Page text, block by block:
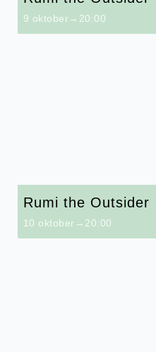
9 oktober→20:00
Rumi the Outsider
10 oktober→20:00